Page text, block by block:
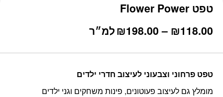
טפט Flower Power
₪118.00
–
₪198.00
טווח
⁦₪118.00⁩
עד
למ״ר
טפט פרחוני וצבעוני לעיצוב חדרי ילדים
מומלץ גם לעיצוב פעוטונים, פינות משחקים וגני ילדים